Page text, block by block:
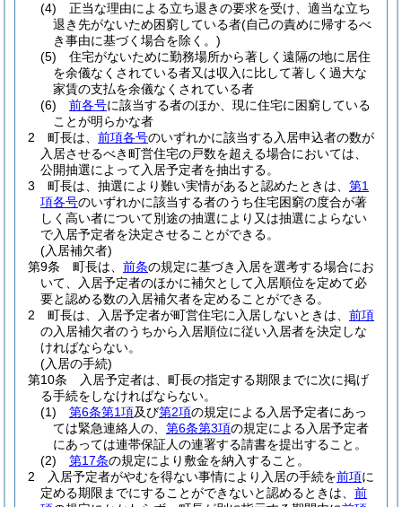
(4)
正当な理由による立ち退きの要求を受け、適当な立ち
退き先がないため困窮している者(自己の責めに帰するべ
き事由に基づく場合を除く。)
(5)
住宅がないために勤務場所から著しく遠隔の地に居住
を余儀なくされている者又は収入に比して著しく過大な
家賃の支払を余儀なくされている者
(6)
前各号に該当する者のほか、現に住宅に困窮している
ことが明らかな者
2
町長は、 前項各号のいずれかに該当する入居申込者の数が
入居させるべき町営住宅の戸数を超える場合においては、
公開抽選によって入居予定者を抽出する。
3
町長は、抽選により難い実情があると認めたときは、 第1
項各号のいずれかに該当する者のうち住宅困窮の度合が著
しく高い者について別途の抽選により又は抽選によらない
で入居予定者を決定させることができる。
(入居補欠者)
第9条
町長は、 前条の規定に基づき入居を選考する場合にお
いて、入居予定者のほかに補欠として入居順位を定めて必
要と認める数の入居補欠者を定めることができる。
2
町長は、入居予定者が町営住宅に入居しないときは、 前項
の入居補欠者のうちから入居順位に従い入居者を決定しな
ければならない。
(入居の手続)
第10条
入居予定者は、町長の指定する期限までに次に掲げ
る手続をしなければならない。
(1)
第6条第1項及び第2項の規定による入居予定者にあっ
ては緊急連絡人の、 第6条第3項の規定による入居予定者
にあっては連帯保証人の連署する請書を提出すること。
(2)
第17条の規定により敷金を納入すること。
2
入居予定者がやむを得ない事情により入居の手続を前項に
定める期限までにすることができないと認めるときは、 前